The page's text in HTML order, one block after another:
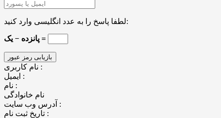
لطفا پاسخ را به عدد انگلیسی وارد کنید:
پانزده − یک =
نام کاربری :
ایمیل :
نام :
نام خانوادگی
آدرس وب سایت :
تاریخ ثبت نام :